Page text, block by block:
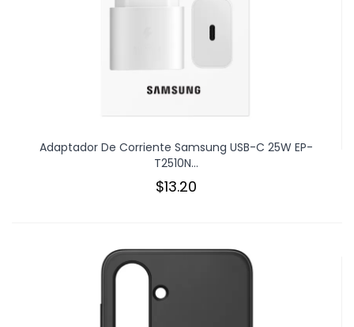
Adaptador De Corriente Samsung USB-C 25W EP-
T2510N...
$13.20